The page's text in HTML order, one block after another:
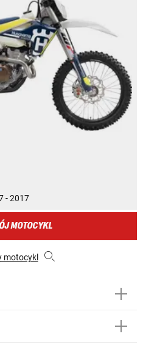
- 2017
MOTOCYKL
motocykl